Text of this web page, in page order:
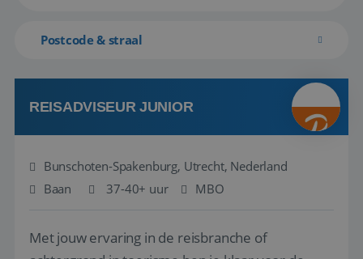
Postcode & straal
REISADVISEUR JUNIOR
Bunschoten-Spakenburg, Utrecht, Nederland
Baan
37-40+ uur MBO
Met jouw ervaring in de reisbranche of